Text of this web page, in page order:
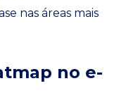
nas áreas mais
no e-